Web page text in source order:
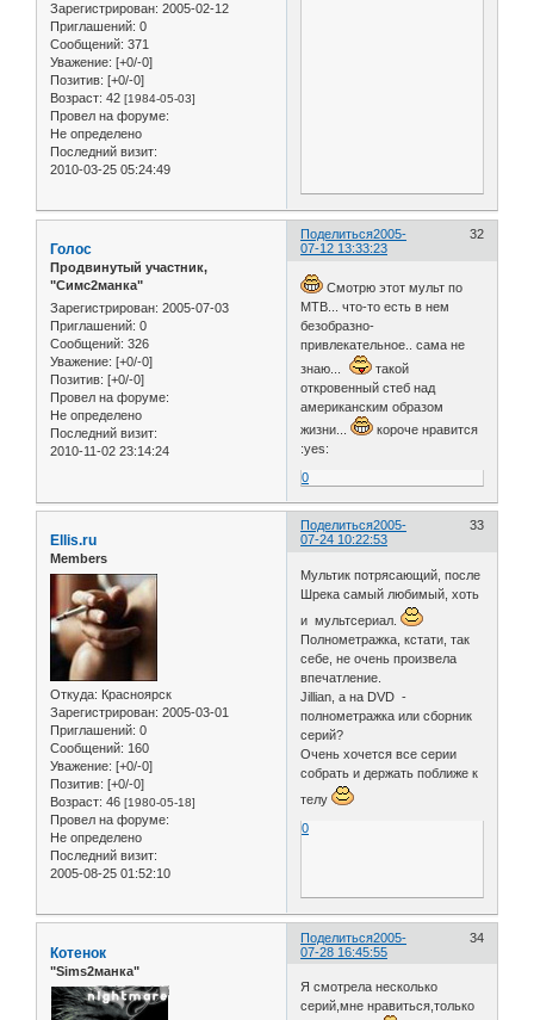
Зарегистрирован: 2005-02-12
Приглашений: 0
Сообщений: 371
Уважение: [+0/-0]
Позитив: [+0/-0]
Возраст: 42 [1984-05-03]
Провел на форуме:
Не определено
Последний визит:
2010-03-25 05:24:49
Поделиться 32
2005-
07-12 13:33:23
Голос
Продвинутый участник,
"Симс2манка"
Зарегистрирован: 2005-07-03
Приглашений: 0
Сообщений: 326
Уважение: [+0/-0]
Позитив: [+0/-0]
Провел на форуме:
Не определено
Последний визит:
2010-11-02 23:14:24
Смотрю этот мульт по
МТВ... что-то есть в нем
безобразно-
привлекательное.. сама не
знаю...
такой
откровенный стеб над
американским образом
жизни...
короче нравится
:yes:
0
Поделиться 33
2005-
07-24 10:22:53
Ellis.ru
Members
Откуда: Красноярск
Зарегистрирован: 2005-03-01
Приглашений: 0
Сообщений: 160
Уважение: [+0/-0]
Позитив: [+0/-0]
Возраст: 46 [1980-05-18]
Провел на форуме:
Не определено
Последний визит:
2005-08-25 01:52:10
Мультик потрясающий, после
Шрека самый любимый, хоть
и мультсериал.
Полнометражка, кстати, так
себе, не очень произвела
впечатление.
Jillian, а на DVD -
полнометражка или сборник
серий?
Очень хочется все серии
собрать и держать поближе к
телу
0
Поделиться 34
2005-
07-28 16:45:55
Котенок
"Sims2манка"
Я смотрела несколько
серий,мне нравиться,только